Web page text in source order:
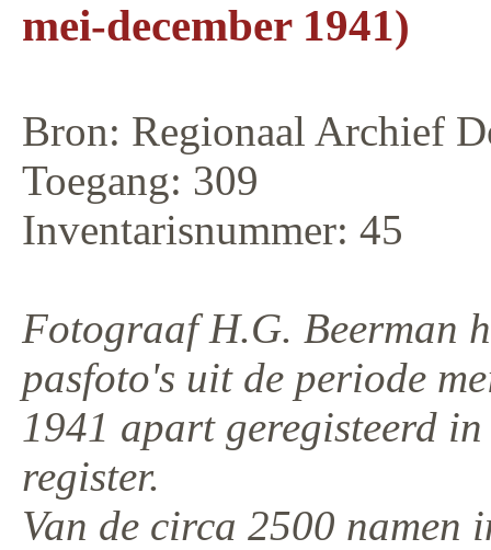
mei-december 1941)
Bron: Regionaal Archief
Toegang: 309
Inventarisnummer: 45
Fotograaf H.G. Beerman
pasfoto's uit de periode
1941 apart geregisteerd
register.
Van de circa 2500 namen